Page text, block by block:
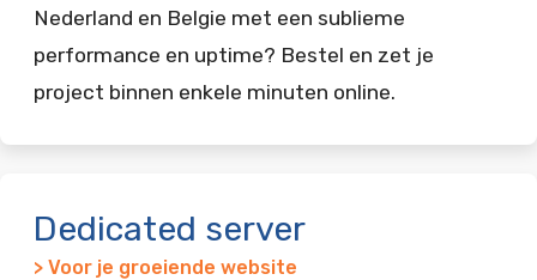
Nederland en Belgie met een sublieme
performance en uptime? Bestel en zet je
project binnen enkele minuten online.
Dedicated server
> Voor je groeiende website